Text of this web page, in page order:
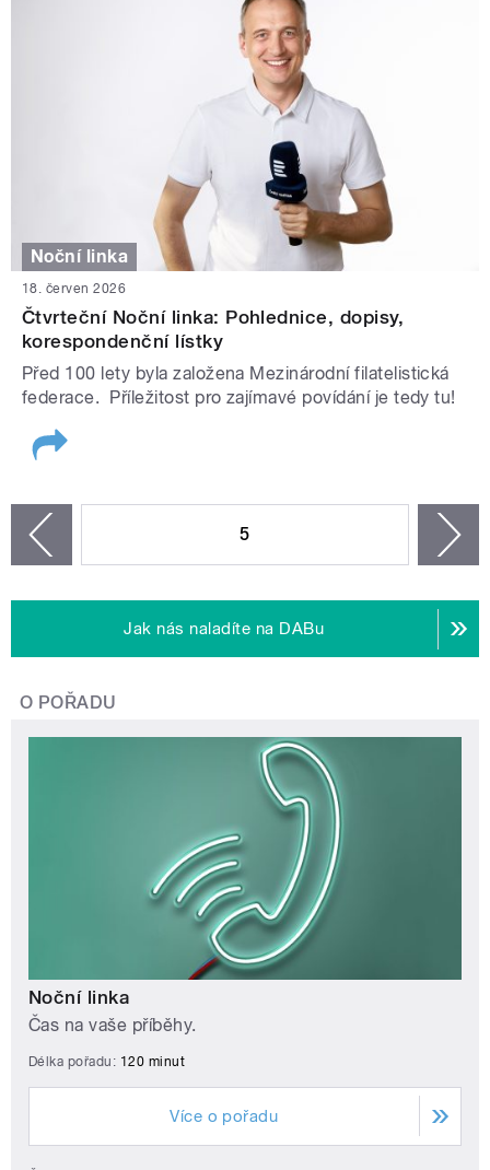
Noční linka
18. červen 2026
Čtvrteční Noční linka: Pohlednice, dopisy,
korespondenční lístky
Před 100 lety byla založena Mezinárodní filatelistická
federace. Příležitost pro zajímavé povídání je tedy tu!
5
Jak nás naladíte na DABu
O POŘADU
Noční linka
Čas na vaše příběhy.
Délka pořadu: 120 minut
Více o pořadu